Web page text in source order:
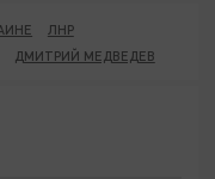
ЛНР
ДМИТРИЙ МЕДВЕДЕВ